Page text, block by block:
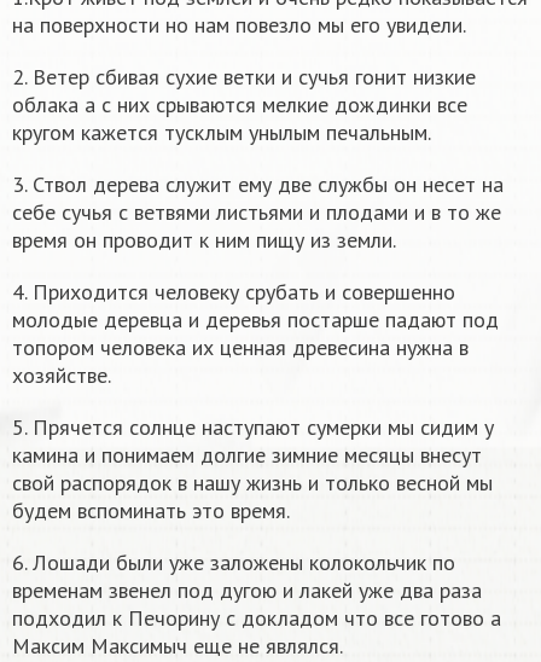
на поверхности но нам повезло мы его увидели.
2. Ветер сбивая сухие ветки и сучья гонит низкие
облака а с них срываются мелкие дождинки все
кругом кажется тусклым унылым печальным.
3. Ствол дерева служит ему две службы он несет на
себе сучья с ветвями листьями и плодами и в то же
время он проводит к ним пищу из земли.
4. Приходится человеку срубать и совершенно
молодые деревца и деревья постарше падают под
топором человека их ценная древесина нужна в
хозяйстве.
5. Прячется солнце наступают сумерки мы сидим у
камина и понимаем долгие зимние месяцы внесут
свой распорядок в нашу жизнь и только весной мы
будем вспоминать это время.
6. Лошади были уже заложены колокольчик по
временам звенел под дугою и лакей уже два раза
подходил к Печорину с докладом что все готово а
Максим Максимыч еще не являлся.